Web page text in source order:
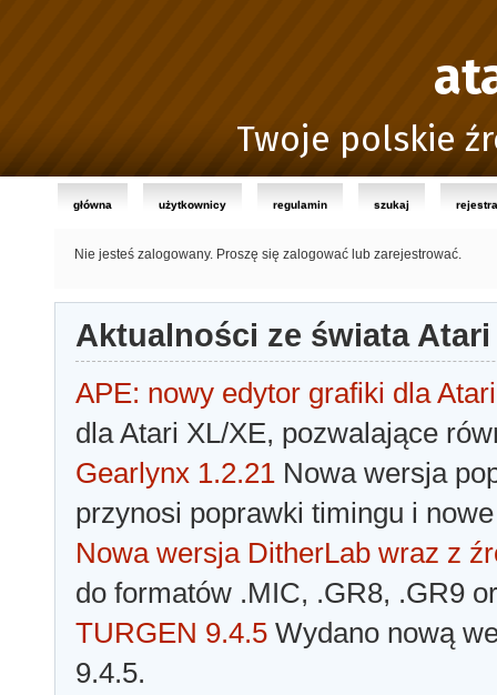
Twoje polskie
główna użytkownicy regulamin szukaj
Nie jesteś zalogowany. Proszę się zalogować lub zarejestrować.
Aktualności ze świata Atari
APE: nowy edytor grafiki dla Atari
dla Atari XL/XE, pozwalające
Gearlynx 1.2.21 Nowa wersja
przynosi poprawki timingu i
Nowa wersja DitherLab wraz z
do formatów .MIC, .GR8, .GR9
TURGEN 9.4.5 Wydano nową
9.4.5.